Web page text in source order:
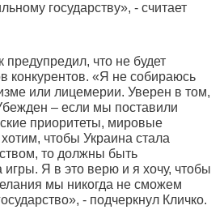
государству», - считает
предупредил, что не будет
конкурентов. «Я не собираюсь
или лицемерии. Уверен в том,
– если мы поставили
приоритеты, мировые
чтобы Украина стала
то должны быть
Я в это верю и я хочу, чтобы
мы никогда не сможем
- подчеркнул Кличко.